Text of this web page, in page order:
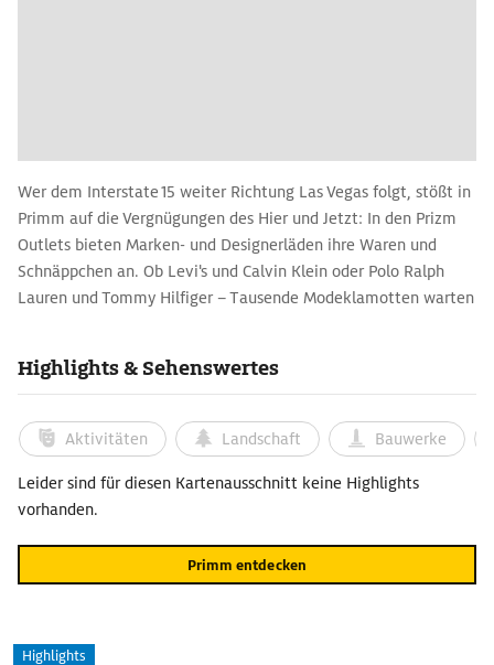
Wer dem Interstate 15 weiter Richtung Las Vegas folgt, stößt in
Primm auf die Vergnügungen des Hier und Jetzt: In den Prizm
Outlets bieten Marken- und Designerläden ihre Waren und
Schnäppchen an. Ob Levi's und Calvin Klein oder Polo Ralph
Lauren und Tommy Hilfiger – Tausende Modeklamotten warten
Highlights & Sehenswertes
Aktivitäten Landschaft Bauwerke
Leider sind für diesen Kartenausschnitt keine Highlights
vorhanden.
Primm entdecken
Highlights